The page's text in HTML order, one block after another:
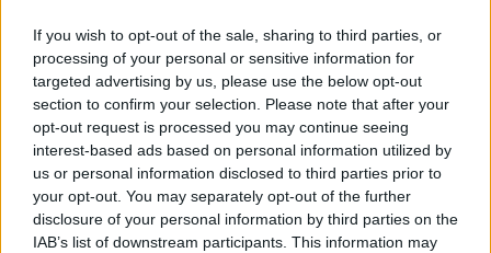
If you wish to opt-out of the sale, sharing to third parties, or
processing of your personal or sensitive information for
targeted advertising by us, please use the below opt-out
section to confirm your selection. Please note that after your
opt-out request is processed you may continue seeing
interest-based ads based on personal information utilized by
us or personal information disclosed to third parties prior to
your opt-out. You may separately opt-out of the further
disclosure of your personal information by third parties on the
IAB’s list of downstream participants. This information may
Visi įrašai
Žiūrimiausi įrašai
Pateikė daugiau detalių apie iš tėvų paimtus šešis
vaikus: jiems kilusi grėsmė